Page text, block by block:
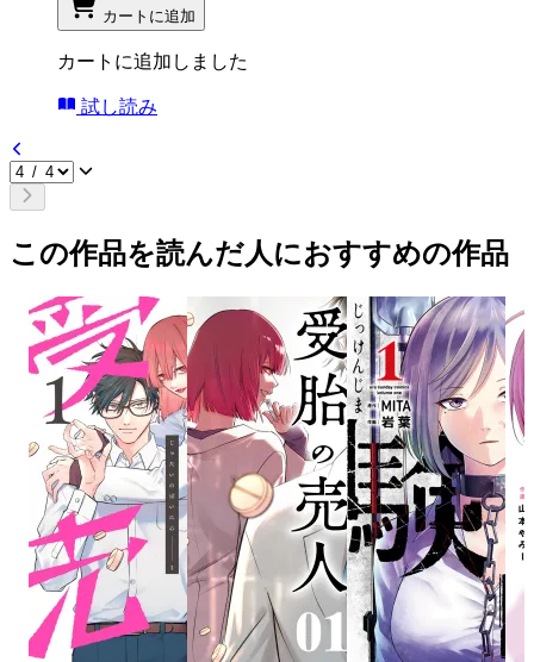
カートに追加
カートに追加しました
試し読み
この作品を読んだ人におすすめの作品